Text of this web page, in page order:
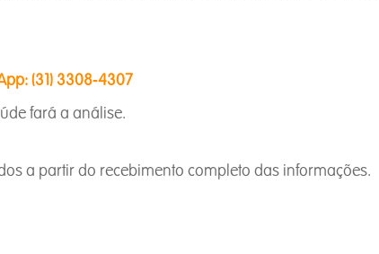
(31) 3308‑4307
fará a análise.
a partir do recebimento completo das informações.